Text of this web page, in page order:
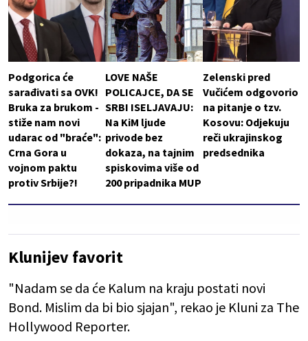
Podgorica će
sarađivati sa OVK!
Bruka za brukom -
stiže nam novi
udarac od "braće":
Crna Gora u
vojnom paktu
protiv Srbije?!
LOVE NAŠE
POLICAJCE, DA SE
SRBI ISELJAVAJU:
Na KiM ljude
privode bez
dokaza, na tajnim
spiskovima više od
200 pripadnika MUP
Zelenski pred
Vučićem odgovorio
na pitanje o tzv.
Kosovu: Odjekuju
reči ukrajinskog
predsednika
Klunijev favorit
"Nadam se da će Kalum na kraju postati novi
Bond. Mislim da bi bio sjajan", rekao je Kluni za The
Hollywood Reporter.